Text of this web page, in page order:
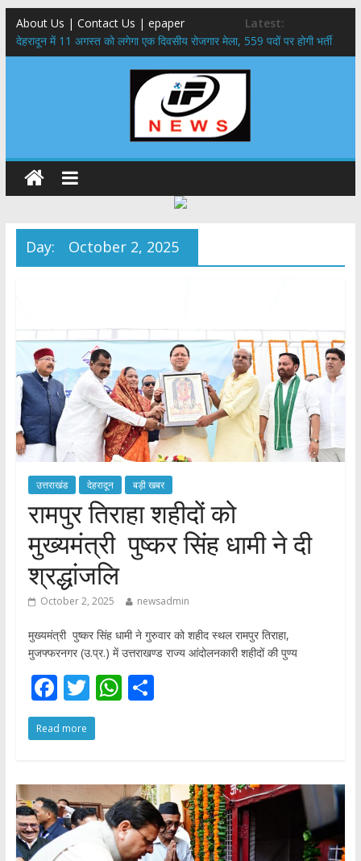
About Us | Contact Us | epaper
Latest:
​देहरादून में 11 अगस्त को लगेगा एक दिवसीय रोजगार मेला, 559 पदों पर होगी भर्ती
459 करोड़ से एचएनबी गढ़वाल विश्वविद्यालय में अनुसंधान संरचना होगी सुदृढ,उच्च
शिक्षा मंत्री धन सिंह रावत ने नवनियुक्त केन्द्रीय शिक्षा मंत्री से की मुलाकात
मुख्यमंत्री से महानिदेशक एनसीसी ने की शिष्टाचार भेंट,उत्तराखण्ड में एनसीसी के
विस्तार एवं आधुनिक आधारभूत संरचना के विकास पर हुई महत्वपूर्ण चर्चा
एमडीडीए बोर्ड बैठक, देहरादून और मसूरी के विकास के लिए 25 बड़े प्रस्तावों को मिली
बुजुर्ग-दिव्यांगों के घर जाएंगे बीएलओ, करेंगे नोटिसों का निस्तारण
Day: October 2, 2025
उत्तराखंड देहरादून बड़ी खबर
रामपुर तिराहा शहीदों को
मुख्यमंत्री पुष्कर सिंह धामी ने दी
श्रद्धांजलि
October 2, 2025 newsadmin
मुख्यमंत्री पुष्कर सिंह धामी ने गुरुवार को शहीद स्थल रामपुर तिराहा,
मुजफ्फरनगर (उ.प्र.) में उत्तराखण्ड राज्य आंदोलनकारी शहीदों की पुण्य
F
ac
e
o
o
k
T
w
itt
W
A
p
p
S
Read more